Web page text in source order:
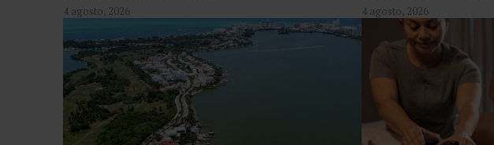
4 agosto, 2026 4 agosto, 2026